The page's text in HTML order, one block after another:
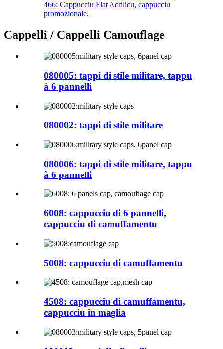
466: Cappucciu Flat Acrilicu, cappucciu
promozionale,
Cappelli / Cappelli Camouflage
080005: tappi di stile militare, tappu
à 6 pannelli
080002: tappi di stile militare
080006: tappi di stile militare, tappu
à 6 pannelli
6008: cappucciu di 6 pannelli,
cappucciu di camuffamentu
5008: cappucciu di camuffamentu
4508: cappucciu di camuffamentu,
cappucciu in maglia